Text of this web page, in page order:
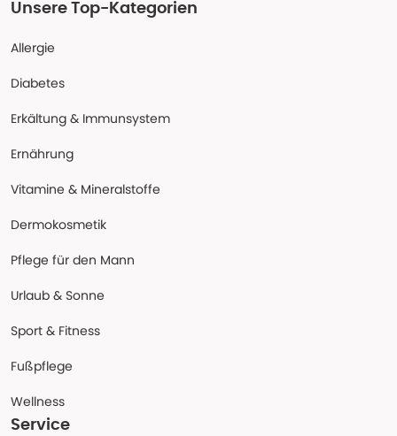
Unsere Top-Kategorien
Allergie
Diabetes
Erkältung & Immunsystem
Ernährung
Vitamine & Mineralstoffe
Dermokosmetik
Pflege für den Mann
Urlaub & Sonne
Sport & Fitness
Fußpflege
Wellness
Service